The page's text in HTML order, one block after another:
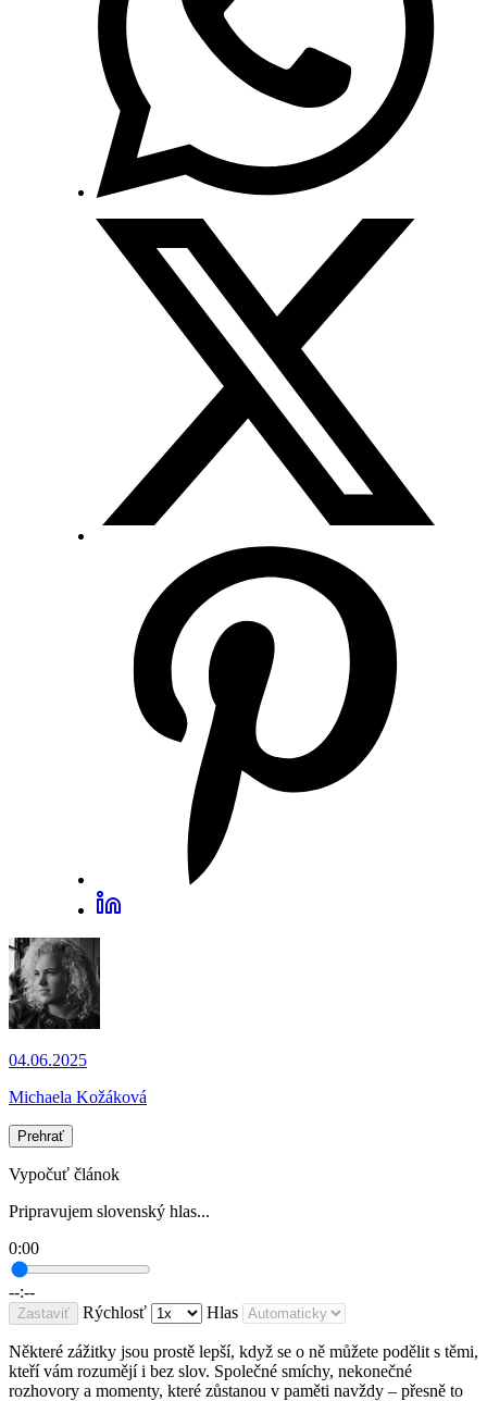
04.06.2025
Michaela Kožáková
Prehrať
Vypočuť článok
Pripravujem slovenský hlas...
0:00
--:--
Zastaviť Rýchlosť Hlas
Některé zážitky jsou prostě lepší, když se o ně můžete podělit s těmi,
kteří vám rozumějí i bez slov. Společné smíchy, nekonečné
rozhovory a momenty, které zůstanou v paměti navždy – přesně to